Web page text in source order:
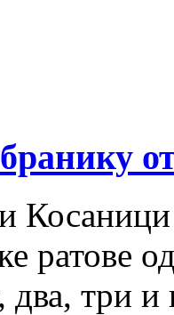
ратове
два, три